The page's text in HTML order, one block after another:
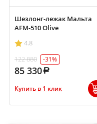
Шезлонг-лежак Мальта
AFM-510 Olive
4.8
122 880
-31%
85 330
Купить в 1 клик